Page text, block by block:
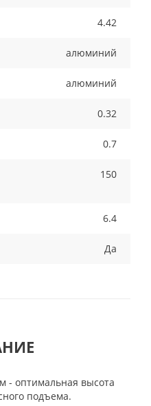
4.42
алюминий
алюминий
0.32
0.7
150
6.4
Да
- оптимальная высота
подъема.